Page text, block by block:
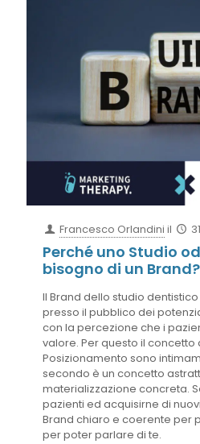
Francesco Orlandini il
Perché uno Studio
bisogno di un Brand?
Il Brand dello studio
presso il pubblico dei
con la percezione che i
valore. Per questo il concetto
Posizionamento sono
secondo è un concetto
materializzazione concreta.
pazienti ed acquisirne di
Brand chiaro e coerente per
per poter parlare di te.